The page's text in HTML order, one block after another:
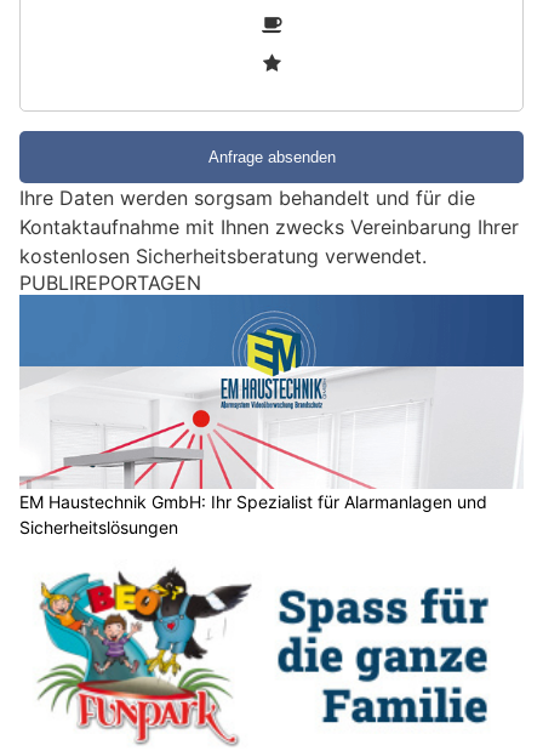
e
i
n
M
e
c
h
D
a
n
w
ä
h
l
e
Ihre Daten werden sorgsam behandelt und für die
Kontaktaufnahme mit Ihnen zwecks Vereinbarung Ihrer
kostenlosen Sicherheitsberatung verwendet.
PUBLIREPORTAGEN
EM Haustechnik GmbH: Ihr Spezialist für Alarmanlagen und
Sicherheitslösungen